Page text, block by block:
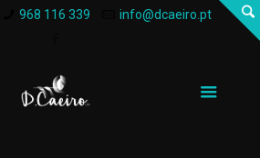
968 116 339 info@dcaeiro.pt